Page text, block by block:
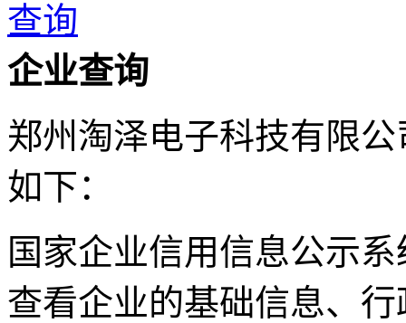
查询
企业查询
郑州淘泽电子科技有限
如下：
国家企业信用信息公示
查看企业的基础信息、